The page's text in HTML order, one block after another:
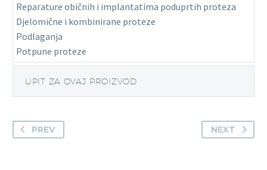
Reparature običnih i implantatima poduprtih proteza
Djelomične i kombinirane proteze
Podlaganja
Potpune proteze
UPIT ZA OVAJ PROIZVOD
PREV NEXT